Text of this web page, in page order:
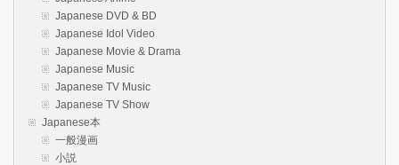
Japanese DVD & BD
Japanese Idol Video
Japanese Movie & Drama
Japanese Music
Japanese TV Music
Japanese TV Show
Japanese本
一般漫画
小説